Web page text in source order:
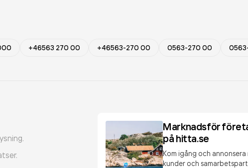
+46563 270 00 +46563-270 00 0563-270 00
Marknadsför
på hitta.se
Kom igång och annonsera
kunder och